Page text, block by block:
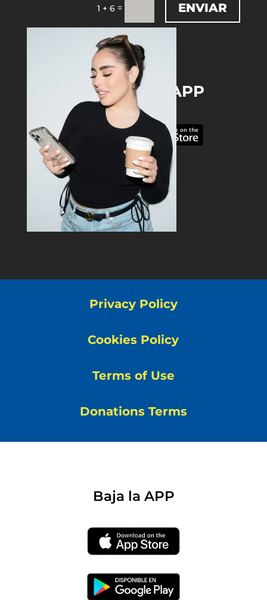
1 + 6 = ENVIAR
DOWNLOAD THE APP
Privacy Policy
Cookies Policy
Terms of Use
Donations Terms
Baja la APP